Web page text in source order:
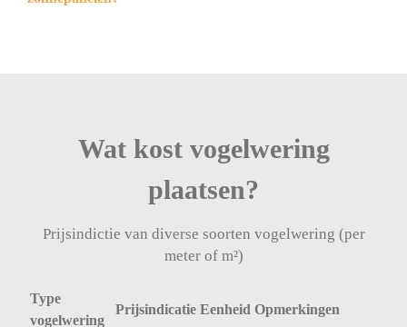
Wat kost vogelwering
plaatsen?
Prijsindictie van diverse soorten vogelwering (per
meter of m²)
Type
vogelwering
Prijsindicatie Eenheid Opmerkingen